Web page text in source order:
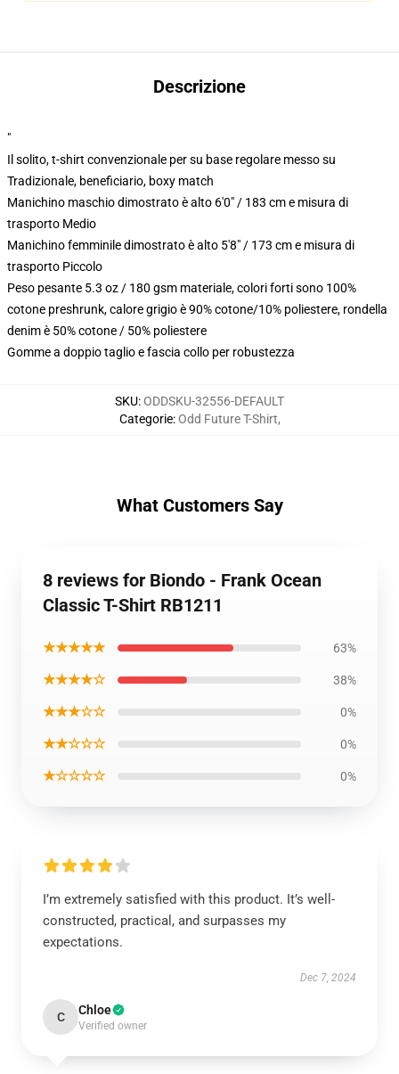
Descrizione
"
Il solito, t-shirt convenzionale per su base regolare messo su
Tradizionale, beneficiario, boxy match
Manichino maschio dimostrato è alto 6'0" / 183 cm e misura di
trasporto Medio
Manichino femminile dimostrato è alto 5'8" / 173 cm e misura di
trasporto Piccolo
Peso pesante 5.3 oz / 180 gsm materiale, colori forti sono 100%
cotone preshrunk, calore grigio è 90% cotone/10% poliestere, rondella
denim è 50% cotone / 50% poliestere
Gomme a doppio taglio e fascia collo per robustezza
SKU:ODDSKU-32556-DEFAULT
Categorie:Odd Future T-Shirt,
What Customers Say
8 reviews for Biondo - Frank Ocean
Classic T-Shirt RB1211
★★★★★ 63%
★★★★☆ 38%
★★★☆☆ 0%
★★☆☆☆ 0%
★☆☆☆☆ 0%
I’m extremely satisfied with this product. It’s well-
constructed, practical, and surpasses my
expectations.
Dec 7, 2024
C Chloe
Verified owner